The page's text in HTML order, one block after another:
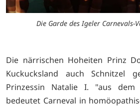
Die Garde des Igeler Carnevals-
Die närrischen Hoheiten Prinz
Kuckucksland auch Schnitzel
Prinzessin Natalie I. "aus dem
bedeutet Carneval in